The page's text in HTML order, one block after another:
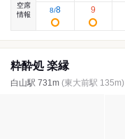
空席
情報
8/8 9
粋酔処 楽縁
白山駅 731m (東大前駅 135m)